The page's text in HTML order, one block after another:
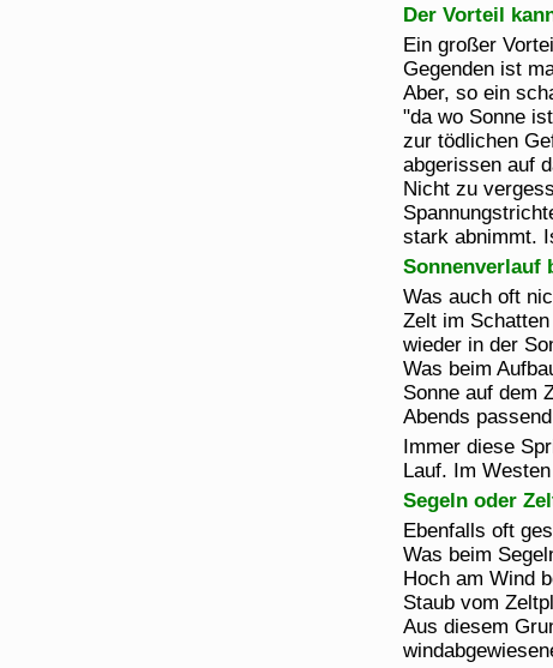
Der Vorteil
Ein großer
Gegenden ist
Aber, so ein
"da wo Sonne
zur tödlichen
abgerissen auf
Nicht zu
stark abnimmt.
Sonnenverlauf
Was auch oft
Zelt im
wieder in der
Was beim
Sonne auf dem
Abends
Immer diese
Lauf. Im
Segeln oder
Ebenfalls oft
Was beim
Hoch am Wind
Staub vom
Aus diesem